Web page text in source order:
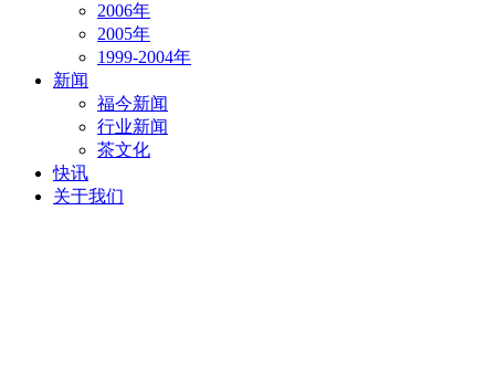
2006年
2005年
1999-2004年
新闻
福今新闻
行业新闻
茶文化
快讯
关于我们